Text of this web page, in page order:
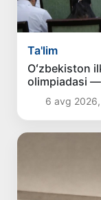
Ta'lim
Oʻzbekiston
olimpiadasi
6 avg